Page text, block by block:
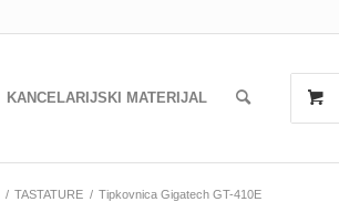
KANCELARIJSKI MATERIJAL
/ TASTATURE / Tipkovnica Gigatech GT-410E